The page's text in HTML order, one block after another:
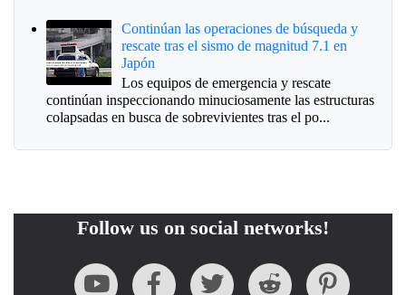
Continúan las operaciones de búsqueda y
rescate tras el sismo de magnitud 7.1 en
Japón
Los equipos de emergencia y rescate
continúan inspeccionando minuciosamente las estructuras
colapsadas en busca de sobrevivientes tras el po...
Follow us on social networks!